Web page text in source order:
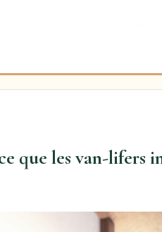
que les van-lifers